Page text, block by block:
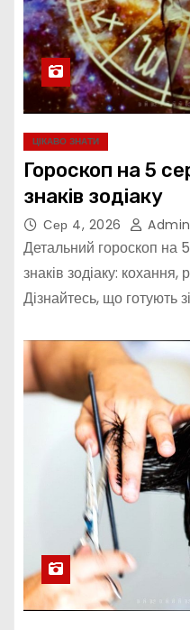
ЦІКАВО ЗНАТИ
Гороскоп на 5
знаків зодіаку
Сер 4, 2026
Детальний гороскоп на
знаків зодіаку:
Дізнайтесь, що готують